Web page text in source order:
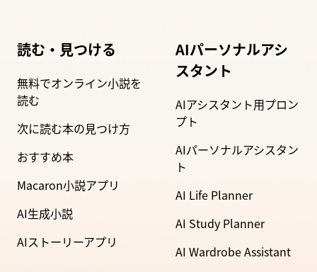
読む・見つける
無料でオンライン小説を
読む
次に読む本の見つけ方
おすすめ本
Macaron小説アプリ
AI生成小説
AIストーリーアプリ
AIパーソナルアシ
スタント
AIアシスタント用プロン
プト
AIパーソナルアシスタン
ト
AI Life Planner
AI Study Planner
AI Wardrobe Assistant